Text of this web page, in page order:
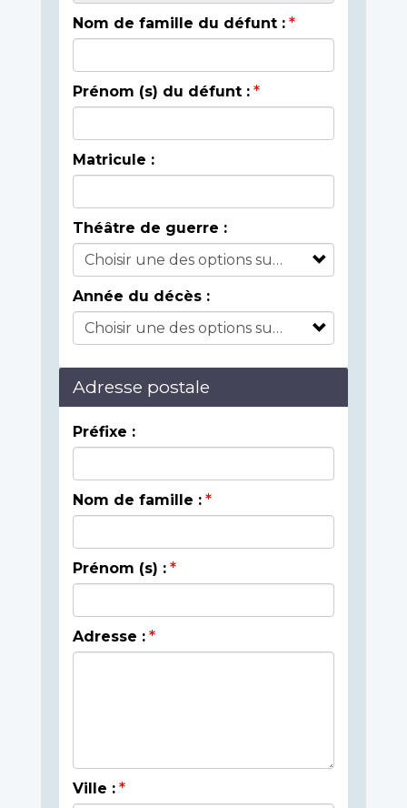
Nom de famille du défunt :
Prénom (s) du défunt :
Matricule :
Théâtre de guerre :
Année du décès :
Adresse postale
Préfixe :
Nom de famille :
Prénom (s) :
Adresse :
Ville :